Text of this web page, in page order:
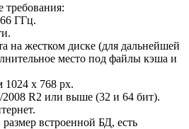
ГГц.
на жестком диске (для дальнейшей
место под файлы кэша и
1024 x 768 px.
R2 или выше (32 и 64 бит).
встроенной БД, есть